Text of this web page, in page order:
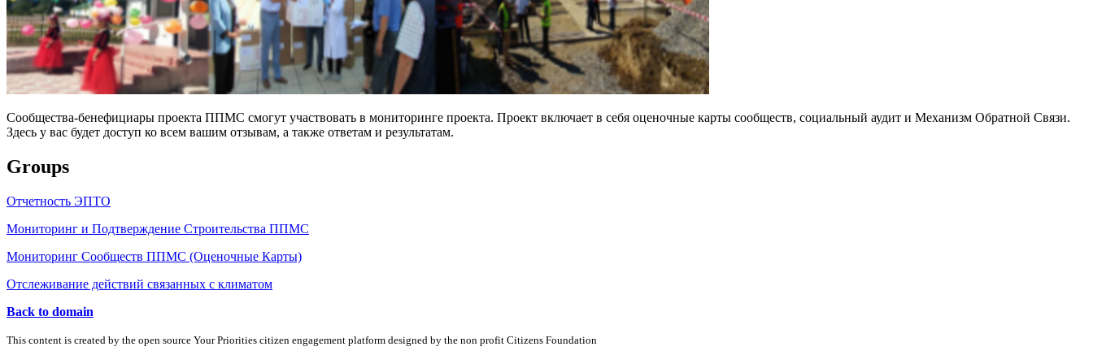
Сообщества-бенефициары проекта ППМС смогут участвовать в мониторинге проекта. Проект включает в себя оценочные карты сообществ, социальный аудит и Механизм Обратной Связи.
Здесь у вас будет доступ ко всем вашим отзывам, а также ответам и результатам.
Groups
Отчетность ЭПТО
Мониторинг и Подтверждение Строительства ППМС
Мониторинг Сообществ ППМС (Оценочные Карты)
Отслеживание действий связанных с климатом
Back to domain
This content is created by the open source Your Priorities citizen engagement platform designed by the non profit Citizens Foundation